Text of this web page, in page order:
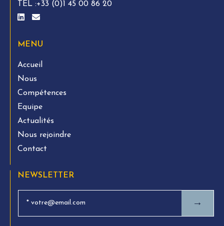
TÉL :+33 (0)1 45 00 86 20
MENU
Accueil
Nous
Compétences
Equipe
Actualités
Nous rejoindre
Contact
NEWSLETTER
→